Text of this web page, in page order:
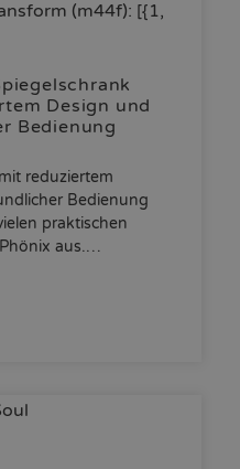
Design und
Bedienung
reduziertem
Bedienung
praktischen
aus.…